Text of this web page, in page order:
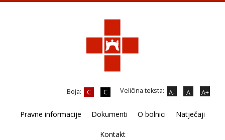
C C
Boja: A- A A+
Veličina teksta:
Pravne informacije Dokumenti O bolnici Natječaji
Kontakt